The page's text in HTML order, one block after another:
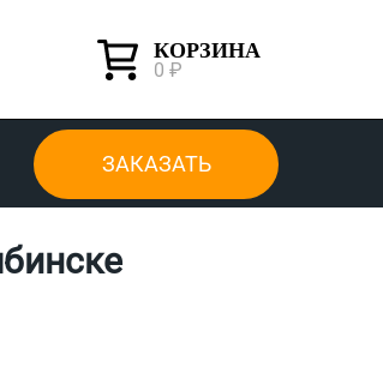
КОРЗИНА
0 ₽
ЗАКАЗАТЬ